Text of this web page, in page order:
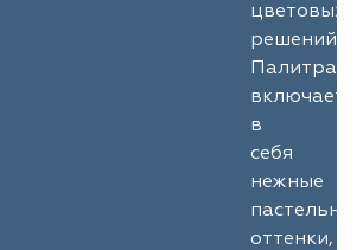
цветовых
решений.
Палитра
включает
в
себя
нежные
оттенки,